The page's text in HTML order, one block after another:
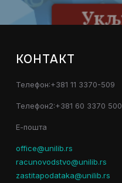
КОНТАКТ
Телефон:+381 11 3370-509
Телефон2:+381 60 3370 500
Е-пошта
office@unilib.rs
racunovodstvo@unilib.rs
zastitapodataka@unilib.rs